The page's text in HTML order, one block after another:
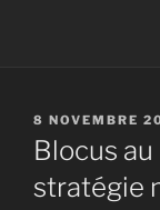
PUBLIÉ
LE
8 NOVEMBRE
Blocus au
stratégie